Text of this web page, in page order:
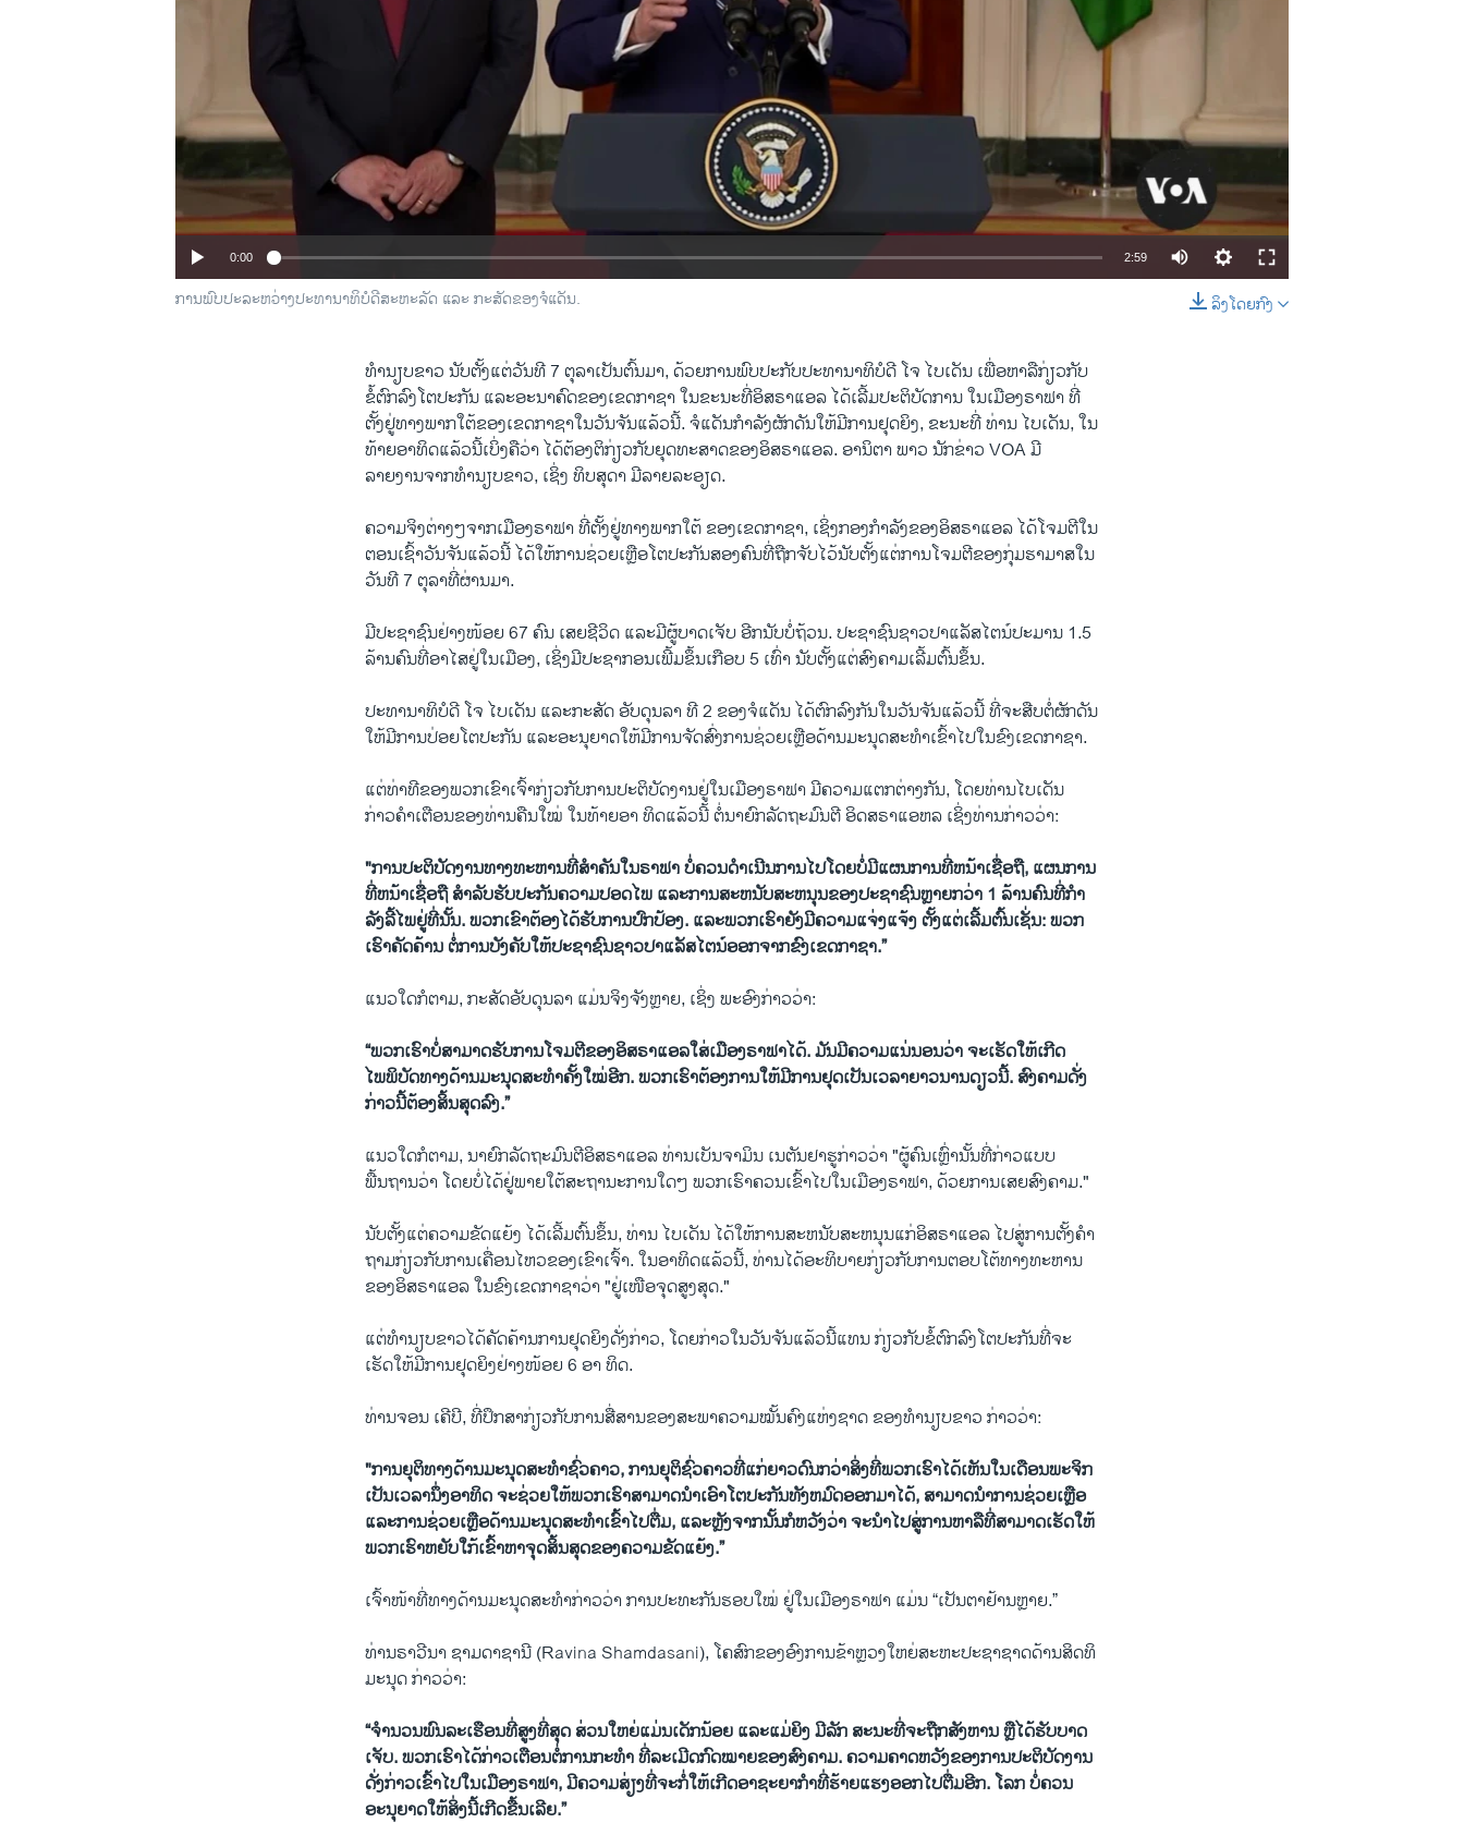
SHARE
0:00 2:59
ລິງໂດຍກົງ
ການພົບປະລະຫວ່າງປະທານາທິບໍດີສະຫະລັດ ແລະ ກະສັດຂອງຈໍແດັນ.
ທໍານຽບຂາວ ນັບຕັ້ງແຕ່ວັນທີ 7 ຕຸລາເປັນຕົ້ນມາ, ດ້ວຍການພົບປະກັບປະທານາທິບໍດີ ໂຈ ໄບເດັນ ເພື່ອຫາລືກ່ຽວກັບ
ຂໍ້ຕົກລົງໂຕປະກັນ ແລະອະນາຄົດຂອງເຂດກາຊາ ໃນຂະນະທີ່ອິສຣາແອລ ໄດ້ເລີ້ມປະຕິບັດການ ໃນເມືອງຣາຟາ ທີ່
ຕັ້ງຢູ່ທາງພາກໃຕ້ຂອງເຂດກາຊາໃນວັນຈັນແລ້ວນີ້. ຈໍແດັນກໍາລັງຜັກດັນໃຫ້ມີການຢຸດຍິງ, ຂະນະທີ່ ທ່ານ ໄບເດັນ, ໃນ
ທ້າຍອາທິດແລ້ວນີ້ເບິ່ງຄືວ່າ ໄດ້​ຕ້ອງ​ຕິກ່ຽວກັບຍຸດທະສາດຂອງອິສຣາແອລ. ອານິຕາ ພາວ ນັກຂ່າວ VOA ມີ
ລາຍງານຈາກທຳນຽບຂາວ, ເຊິ່ງ ທິບສຸດາ ມີລາຍລະອຽດ.
ຄວາມຈິງຕ່າງໆ​ຈາກ​ເມືອງຣາຟາ ທີ່ຕັ້ງຢູ່ທາງ​ພາກ​ໃຕ້ ​ຂອງ​ເຂດກາຊາ, ເຊິ່ງ​ກອງ​ກຳລັງ​ຂອງອິສຣາ​ແອ​ລ​ ໄດ້​ໂຈມ​ຕີ​ໃນ​
ຕອນ​ເຊົ້າ​ວັນ​ຈັນ​ແລ້ວ​ນີ້ ​ໄດ້​ໃຫ້ການຊ່ວຍ​ເຫຼືອໂຕ​ປະກັນ​ສອງ​ຄົນ​ທີ່​ຖືກ​ຈັບ​ໄວ້​ນັບ​ຕັ້ງ​ແຕ່​ການ​ໂຈມ​ຕີ​ຂອງ​ກຸ່ມຮາມາສໃນ​
ວັນ​ທີ 7 ຕຸລາ​ທີ່​ຜ່ານ​ມາ.
ມີປະຊາຊົນຢ່າງໜ້ອຍ 67 ຄົນ ​ເສຍຊີ​ວິດ ແລະມີຜູ້ບາດເຈັບ ອີກນັບບໍ່ຖ້ວນ. ປະຊາຊົນຊາວປາແລັສໄຕນ໌ປະມານ 1.5
ລ້ານຄົນທີ່ອາໄສຢູ່ໃນເມືອງ, ເຊິ່ງມີປະຊາກອນເພີ້ມຂຶ້ນເກືອບ 5 ເທົ່າ ນັບຕັ້ງແຕ່ສົງຄາມເລີ້ມຕົ້ນຂຶ້ນ.
ປະທານາທິບໍດີ ໂຈ ໄບເດັນ ແລະກະສັດ ອັບດຸນລາ ທີ 2 ຂອງຈໍແດັນ ໄດ້ຕົກລົງກັນໃນວັນຈັນແລ້ວນີ້ ທີ່ຈະສືບຕໍ່ຜັກດັນ
ໃຫ້ມີການປ່ອຍໂຕປະກັນ ແລະອະນຸຍາດໃຫ້ມີການຈັດ​ສົ່ງການຊ່ວຍເຫຼືອດ້ານມະນຸດສະທຳເຂົ້າໄປໃນຂົງເຂດກາຊາ.
ແຕ່​ທ່າ​ທີ​ຂອງ​ພວກເຂົາ​ເຈົ້າ​ກ່ຽວ​ກັບ​ການ​ປະຕິບັດ​ງານຢູ່ໃນເມືອງຣາຟາ ມີຄວາມ​ແຕກ​ຕ່າງ​ກັນ, ​ໂດຍທ່ານໄບເດັນ
ກ່າວຄໍາເຕືອນຂອງທ່ານ​ຄືນ​ໃໝ່​ ໃນ​ທ້າຍ​ອາ ທິດແລ້ວນີ້ ​ຕໍ່​ນາຍົກລັດຖະມົນຕີ ອິດສຣາ​ແອຫລ ​ເຊິ່ງທ່ານກ່າວວ່າ:
"ການປະຕິບັດງານທາງທະຫານທີ່ສໍາຄັນໃນຣາຟາ ບໍ່ຄວນດໍາເນີນການໄປໂດຍບໍ່ມີແຜນການທີ່ຫນ້າເຊື່ອຖື, ແຜນການ
ທີ່ຫນ້າເຊື່ອຖື ສໍາລັບຮັບປະກັນຄວາມປອດໄພ ແລະການສະຫນັບສະຫນຸນຂອງປະຊາຊົນຫຼາຍກວ່າ 1 ລ້ານຄົນທີ່ກໍາ
ລັງລີ້ໄພຢູ່ທີ່ນັ້ນ. ພວກເຂົາຕ້ອງໄດ້ຮັບການປົກປ້ອງ. ແລະພວກເຮົາຍັງມີຄວາມແຈ່ງແຈ້ງ ຕັ້ງແຕ່ເລີ້ມຕົ້ນເຊັ່ນ: ພວກ
ເຮົາຄັດຄ້ານ ຕໍ່ການບັງຄັບໃຫ້ປະຊາຊົນຊາວປາແລັສໄຕນ໌ອອກຈາກຂົງເຂດກາຊາ.”
ແນວໃດກໍຕາມ, ກະສັດອັບດຸນລາ ແມ່ນຈິງຈັງຫຼາຍ, ເຊິ່ງ ພະ​ອົງກ່າວວ່າ:
“ພວກ​ເຮົາ​ບໍ່​ສາ​ມາດຮັບ​ການ​ໂຈມ​ຕີຂອງ​ອິ​ສ​ຣາແອລ​ໃສ່ເມືອງຣາຟາໄດ້. ມັນມີຄວາມແນ່ນອນວ່າ ຈະເຮັດໃຫ້ເກີດ
ໄພພິບັດທາງດ້ານມະນຸດສະທໍາຄັ້ງໃໝ່ອີກ. ພວກເຮົາຕ້ອງການໃຫ້ມີການຢຸດເປັນເວລາຍາວນານດຽວນີ້. ສົງຄາມດັ່ງ
ກ່າວນີ້ຕ້ອງສິ້ນສຸດລົງ.”
ແນວໃດກໍຕາມ, ນາຍົກລັດຖະມົນຕີອິສຣາແອລ ທ່ານເບັນຈາມິນ ເນຕັນຢາຮູກ່າວວ່າ "ຜູ້ຄົນເຫຼົ່ານັ້ນທີ່ກ່າວແບບ
ພື້ນຖານວ່າ ໂດຍບໍ່ໄດ້ຢູ່ພາຍໃຕ້ສະຖານະການໃດໆ ພວກເຮົາຄວນເຂົ້າໄປໃນເມືອງຣາຟາ, ດ້ວຍການເສຍສົງຄາມ."
ນັບ​ຕັ້ງ​ແຕ່​ຄວາມຂັດແຍ້ງ ​ໄດ້​ເລີ້ມ​ຕົ້ນຂຶ້ນ, ທ່ານ ໄບເດັນ ໄດ້ໃຫ້​ການ​ສະ​ຫນັບ​ສະ​ຫນຸນ​ແກ່ອິ​ສ​ຣາ​ແອລ ​ໄປ​ສູ່​ການ​ຕັ້ງ​ຄໍາ​
ຖາມ​ກ່ຽວ​ກັບ​ການ​ເຄື່ອນ​ໄຫວ​ຂອງ​ເຂົາ​ເຈົ້າ. ໃນອາທິດແລ້ວນີ້, ທ່ານໄດ້ອະທິບາຍກ່ຽວກັບການຕອບໂຕ້ທາງທະຫານ
ຂອງອິສຣາແອລ ໃນຂົງເຂດກາຊາວ່າ "ຢູ່ເໜືອຈຸດສູງສຸດ."
ແຕ່​ທຳນຽບຂາວ​ໄດ້​ຄັດຄ້ານ​ການ​ຢຸດ​ຍິງດັ່ງກ່າວ, ​ໂດຍ​ກ່າວໃນ​ວັນ​ຈັນ​ແລ້ວ​ນີ້ແທນ ​ກ່ຽວ​ກັບ​ຂໍ້​ຕົກລົງ​ໂຕ​ປະກັນ​ທີ່​ຈະ​
ເຮັດ​ໃຫ້​ມີ​ການ​ຢຸດ​ຍິງ​ຢ່າງ​ໜ້ອຍ 6 ອາ ທິດ.
ທ່ານຈອນ ເຄີບີ, ທີ່ປຶກສາກ່ຽວກັບການສື່ສານຂອງ​ສະ​ພາຄວາມໝັ້ນຄົງແຫ່ງຊາດ ຂອງທຳນຽບຂາວ ກ່າວວ່າ:
"ການຍຸຕິທາງດ້ານມະນຸດສະທໍາຊົ່ວຄາວ, ການຍຸຕິຊົ່ວຄາວທີ່ແກ່ຍາວດົນກວ່າສິ່ງທີ່ພວກເຮົາໄດ້ເຫັນໃນເດືອນພະຈິກ
ເປັນເວລານຶ່ງອາທິດ ຈະຊ່ວຍໃຫ້ພວກເຮົາສາມາດນໍາເອົາໂຕປະກັນທັງຫມົດອອກມາໄດ້, ສາມາດນໍາການຊ່ວຍເຫຼືອ
ແລະການຊ່ວຍເຫຼືອດ້ານມະນຸດສະທໍາເຂົ້າໄປຕື່ມ, ແລະຫຼັງຈາກນັ້ນກໍຫວັງວ່າ ຈະນໍາໄປສູ່ການຫາລືທີ່ສາມາດເຮັດໃຫ້
ພວກເຮົາຫຍັບໃກ້ເຂົ້າຫາຈຸດສິ້ນສຸດຂອງຄວາມຂັດແຍ້ງ.”
ເຈົ້າ​ໜ້າ​ທີ່ທາງ​ດ້ານ​ມະ​ນຸດ​ສະ​ທຳ​ກ່າວ​ວ່າ ການ​ປະ​ທະ​ກັນຮອບໃໝ່ ​ຢູ່​ໃນ​ເມືອງຣາຟາ ແມ່ນ “ເປັນ​ຕາ​ຢ້ານຫຼາຍ.”
ທ່ານຣາວີນາ ຊາມດາຊານີ (Ravina Shamdasani), ໂຄສົກ​ຂອງ​ອົງ​ການ​ຂ້າ​ຫຼວງໃຫຍ່​ສະຫະ​ປະຊາ​ຊາດດ້ານສິດທິ
ມະນຸດ ກ່າວວ່າ:
“ຈຳນວນພົນລະເຮືອນທີ່ສູງທີ່ສຸດ ສ່ວນໃຫຍ່ແມ່ນເດັກນ້ອຍ ແລະແມ່ຍິງ ມີລັກ ສະນະທີ່ຈະຖືກສັງຫານ ຫຼືໄດ້ຮັບບາດ
ເຈັບ. ພວກ​ເຮົາ​ໄດ້​ກ່າວ​ເຕືອນ​ຕໍ່​ການ​ກະ​ທຳ ​ທີ່​ລະ​ເມີດ​ກົດ​ໝາຍ​ຂອງ​ສົງ​ຄາມ. ຄວາມຄາດຫວັງຂອງການປະຕິບັດງານ
ດັ່ງກ່າວເຂົ້າໄປໃນເມືອງຣາຟາ, ມີຄວາມສ່ຽງທີ່ຈະກໍ່ໃຫ້ເກີດອາຊະຍາກໍາທີ່ຮ້າຍແຮງອອກໄປຕື່ມອີກ. ໂລກ ບໍ່ຄວນ
ອະນຸຍາດໃຫ້ສິ່ງນີ້ເກີດຂື້ນເລີຍ.”